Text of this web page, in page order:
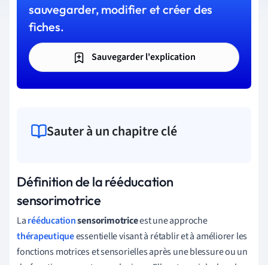
sauvegarder, modifier et créer des
fiches.
Sauvegarder l'explication
Sauter à un chapitre clé
Définition de la rééducation
sensorimotrice
Larééducationsensorimotriceest une approche
thérapeutiqueessentielle visant à rétablir et à améliorer les
fonctions motrices et sensorielles après une blessure ou un